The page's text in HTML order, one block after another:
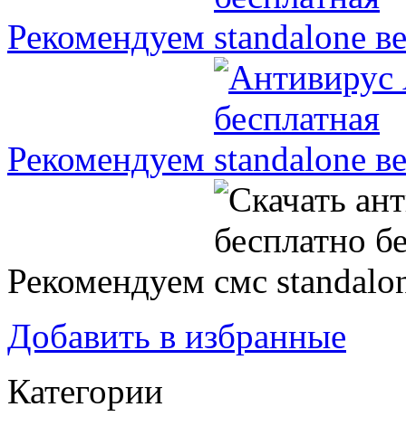
Рекомендуем
Рекомендуем
Рекомендуем
Добавить в избранные
Категории